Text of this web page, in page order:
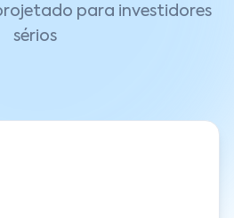
para investidores
sérios